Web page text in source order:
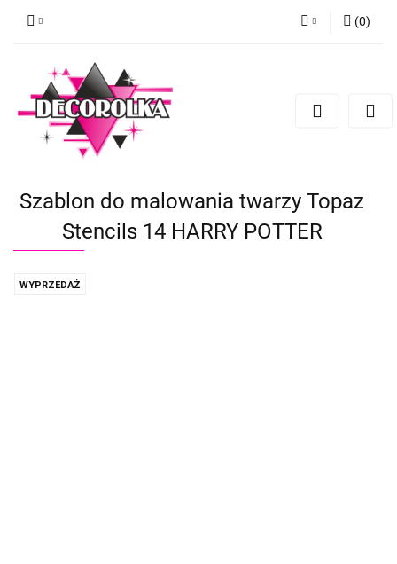
Dodaj zgłoszenie
(0)
Szablon do malowania twarzy Topaz
Stencils 14 HARRY POTTER
WYPRZEDAŻ